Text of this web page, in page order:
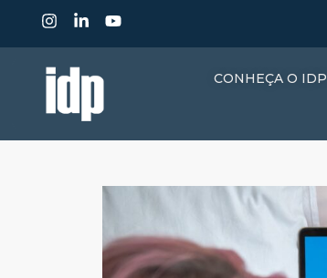
CONHEÇA O IDP